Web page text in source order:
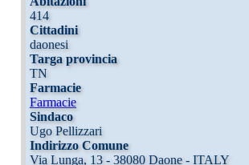
414
Cittadini
daonesi
Targa provincia
TN
Farmacie
Farmacie
Sindaco
Ugo Pellizzari
Indirizzo Comune
Via Lunga, 13 - 38080 Daone - ITALY